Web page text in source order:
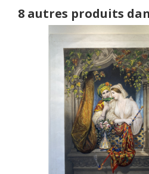
8 autres produits